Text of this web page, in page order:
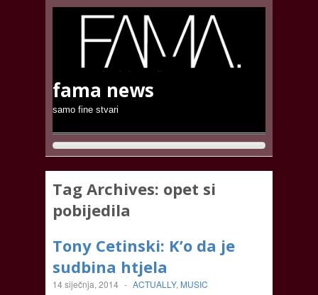
fama news
samo fine stvari
Tag Archives: opet si
pobijedila
Tony Cetinski: K’o da je
sudbina htjela
14 siječnja, 2014 - ACTUALLY, MUSIC